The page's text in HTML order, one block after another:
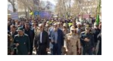
۰۸ فروردین ۱۴۰۴